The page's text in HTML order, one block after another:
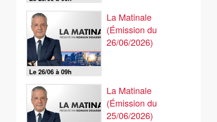
Le 26/06 à 09h
La Matinale
(Émission du
26/06/2026)
La Matinale
(Émission du
25/06/2026)